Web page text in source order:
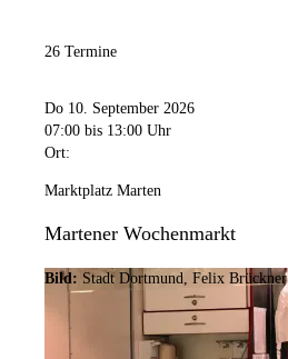
26 Termine
Do 10. September 2026
07:00 bis 13:00 Uhr
Ort:
Marktplatz Marten
Martener Wochenmarkt
Bild: Stadt Dortmund, Felix Brückner